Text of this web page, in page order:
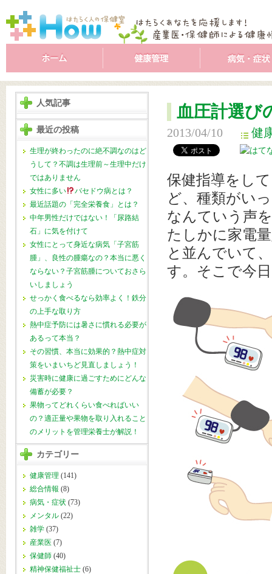
人気記事
最近の投稿
生理が終わったのに絶不調なのはど
うして？不調は生理前～生理中だけ
ではありません
女性に多い
バセドウ病とは？
最近話題の「完全栄養食」とは？
中年男性だけではない！「尿路結
石」に気を付けて
女性にとって身近な病気「子宮筋
腫」、良性の腫瘍なの？本当に悪く
ならない？子宮筋腫についておさら
いしましょう
せっかく食べるなら効率よく！鉄分
の上手な取り方
熱中症予防には暑さに慣れる必要が
あるって本当？
その習慣、本当に効果的？熱中症対
策をいまいちど見直しましょう！
災害時に健康に過ごすためにどんな
備蓄が必要？
果物ってどれくらい食べればいい
の？適正量や果物を取り入れること
のメリットを管理栄養士が解説！
カテゴリー
健康管理 (141)
総合情報 (8)
病気・症状 (73)
メンタル (22)
雑学 (37)
産業医 (7)
保健師 (40)
精神保健福祉士 (6)
血圧計選び
2013/04/10 健
保健指導をし
ど、種類がい
なんていう声
たしかに家電
と並んでいて
す。そこで今